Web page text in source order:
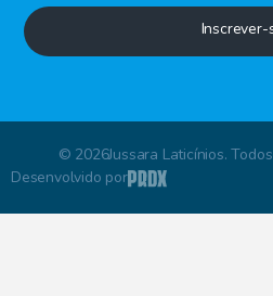
Inscrever-
© 2026Jussara Laticínios.
Desenvolvido por